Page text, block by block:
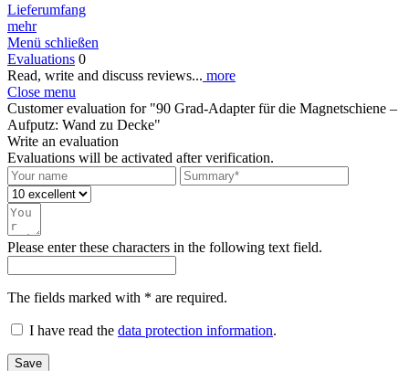
Lieferumfang
mehr
Menü schließen
Evaluations 0
Read, write and discuss reviews... more
Close menu
Customer evaluation for "90 Grad-Adapter für die Magnetschiene –
Aufputz: Wand zu Decke"
Write an evaluation
Evaluations will be activated after verification.
Please enter these characters in the following text field.
The fields marked with * are required.
I have read the data protection information.
Save